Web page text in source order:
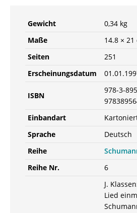
9783895640407
564040-
Menge
Gewicht
0,34 kg
Maße
14.8 × 21
Seiten
251
Erscheinungsdatum
ISBN
978-3-
Einbandart
Sprache
Deutsch
Reihe
Reihe Nr.
6
J.
Lied